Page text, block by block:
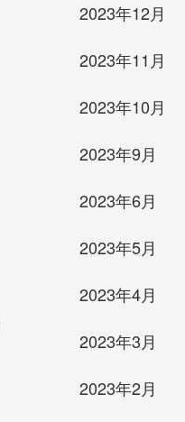
2023年12月
2023年11月
2023年10月
2023年9月
2023年6月
2023年5月
2023年4月
2023年3月
2023年2月